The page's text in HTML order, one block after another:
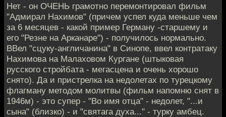
Нет - он ОЧЕНЬ грамотно перемонтировал фильм
"Адмирал Нахимов" (причем успел куда меньше чем
за 6 месяцев - какой пример Герману -старшему и
его "Резне на Арканаре") - получилось нормально.
ВВел "сцуку-англичанина" в Синопе, ввел контратаку
Нахимова на Малаховом Кургане (штыковая
русского стройбата - мегасцена и очень хорошо
снято). Да и пристрелка на недолетах по турецкому
флагману методом молитвы (фильм напомню снят в
1946м) - это супер - "Во имя отца" - недолет, "...и
сына" (близко) - и "святага духа..." - турку амбец.